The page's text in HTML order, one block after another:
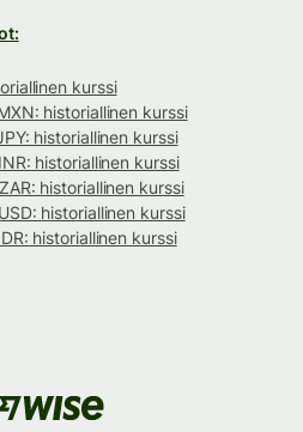
kurssi
historiallinen kurssi
historiallinen kurssi
INR: historiallinen kurssi
ZAR: historiallinen kurssi
USD: historiallinen kurssi
historiallinen kurssi